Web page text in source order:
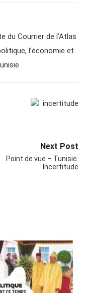
du Courrier de l’Atlas
l’économie et
Next Post
Point de vue – Tunisie.
Incertitude